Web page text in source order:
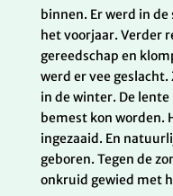
binnen. Er werd in
het voorjaar. Verder
gereedschap en
werd er vee
in de winter. De
bemest kon worden.
ingezaaid. En
geboren. Tegen de
onkruid gewied met